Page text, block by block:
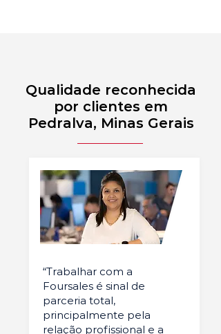
Qualidade reconhecida
por clientes em
Pedralva, Minas Gerais
“Trabalhar com a
Foursales é sinal de
parceria total,
principalmente pela
relação profissional e a